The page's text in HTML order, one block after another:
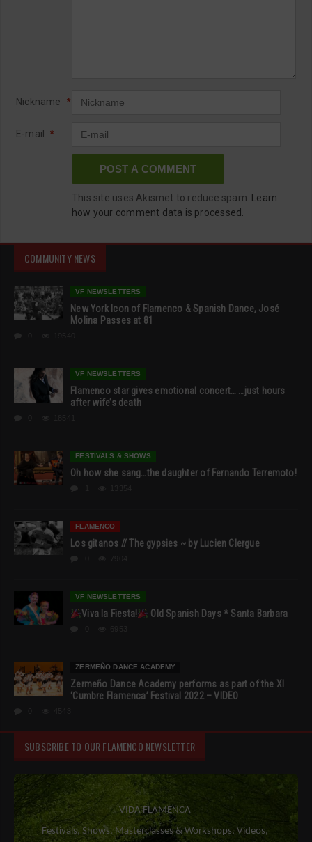
Nickname *
E-mail *
This site uses Akismet to reduce spam. Learn
how your comment data is processed.
COMMUNITY NEWS
VF NEWSLETTERS
New York Icon of Flamenco & Spanish Dance, José
Molina Passes at 81
VF NEWSLETTERS
Flamenco star gives emotional concert… …just hours
after wife’s death
FESTIVALS & SHOWS
Oh how she sang…the daughter of Fernando Terremoto!
FLAMENCO
Los gitanos // The gypsies ~ by Lucien Clergue
VF NEWSLETTERS
Viva la Fiesta! Old Spanish Days * Santa Barbara
ZERMEÑO DANCE ACADEMY
Zermeño Dance Academy performs as part of the XI
‘Cumbre Flamenca’ Festival 2022 – VIDEO
SUBSCRIBE TO OUR FLAMENCO NEWSLETTER